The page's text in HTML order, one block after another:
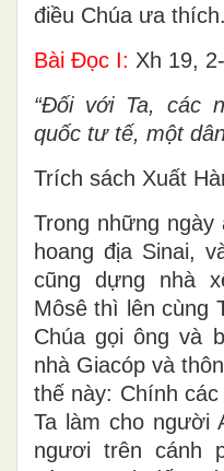
điều Chúa ưa
Bài Ðọc I: Xh 19,
“Ðối với Ta, các
quốc tư tế, một
Trích sách Xuất
Trong những ngày
hoang địa Sinai,
cũng dựng nhà
Môsê thì lên cùng
Chúa gọi ông và
nhà Giacóp và
thế này: Chính
Ta làm cho người
ngươi trên cánh